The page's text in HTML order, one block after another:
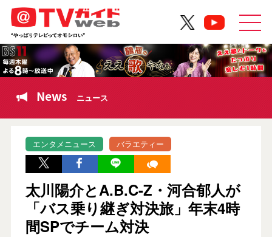
News ニュース
エンタメニュース バラエティー
太川陽介とA.B.C-Z・河合郁人が
「バス乗り継ぎ対決旅」年末4時
間SPでチーム対決